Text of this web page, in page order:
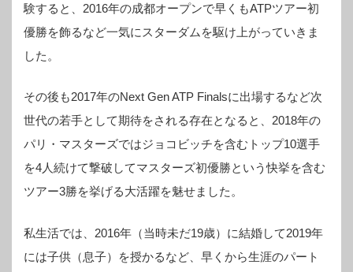
験すると、2016年の成都オープンで早くもATPツアー初
優勝を飾るなど一気にスターダムを駆け上がっていきま
した。
その後も2017年のNext Gen ATP Finalsに出場するなど次
世代の若手として期待をされる存在となると、2018年の
パリ・マスターズではジョコビッチを含むトップ10選手
を4人続けて撃破してマスターズ初優勝という快挙を含む
ツアー3勝を挙げる大活躍を魅せました。
私生活では、2016年（当時未だ19歳）に結婚して2019年
には子供（息子）を授かるなど、早くから生涯のパート